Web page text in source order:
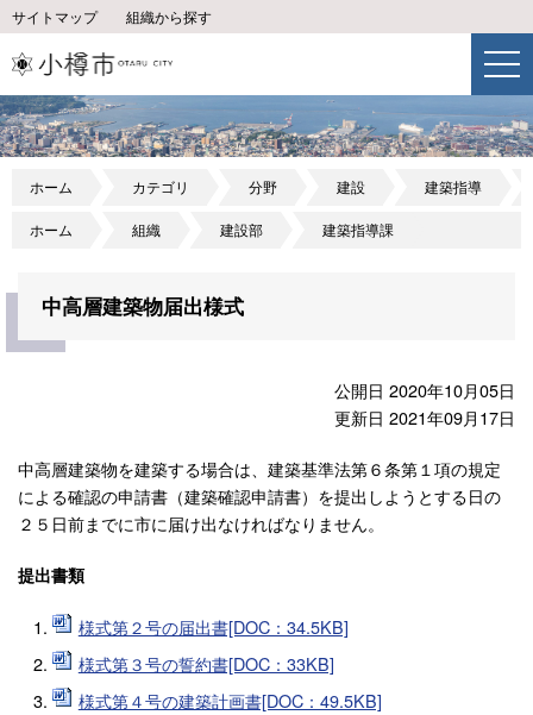
サイトマップ 組織から探す
ホーム カテゴリ 分野 建設 建築指導
ホーム 組織 建設部 建築指導課
中高層建築物届出様式
公開日 2020年10月05日
更新日 2021年09月17日
中高層建築物を建築する場合は、建築基準法第６条第１項の規定
による確認の申請書（建築確認申請書）を提出しようとする日の
２５日前までに市に届け出なければなりません。
提出書類
様式第２号の届出書[DOC：34.5KB]
様式第３号の誓約書[DOC：33KB]
様式第４号の建築計画書[DOC：49.5KB]